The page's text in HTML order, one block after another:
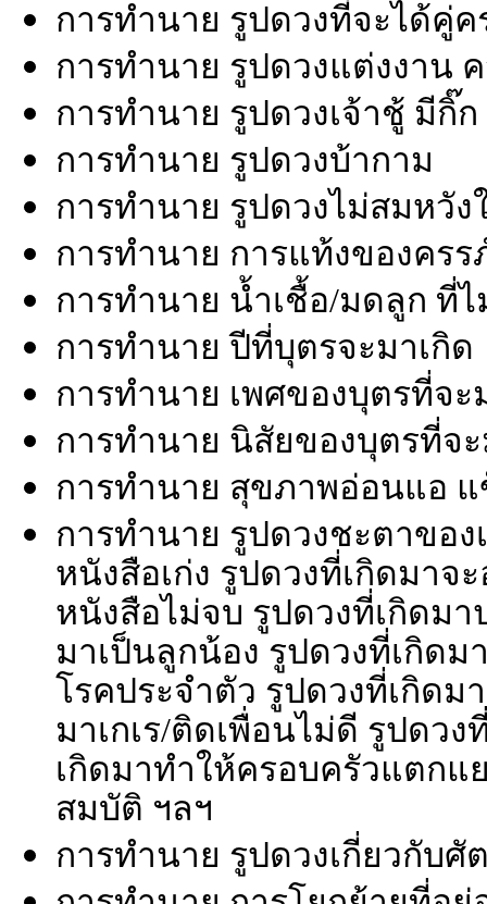
การทำนาย รูปดวงที่จะได้คู่
การทำนาย รูปดวงแต่งงาน
การทำนาย รูปดวงเจ้าชู้ มีกิ๊ก
การทำนาย รูปดวงบ้ากาม
การทำนาย รูปดวงไม่สมหวั
การทำนาย การแท้งของคร
การทำนาย น้ำเชื้อ/มดลูก ที่
การทำนาย ปีที่บุตรจะมาเกิด
การทำนาย เพศของบุตรที่จะ
การทำนาย นิสัยของบุตรที่จะ
การทำนาย สุขภาพอ่อนแอ แ
การทำนาย รูปดวงชะตาขอ
หนังสือเก่ง รูปดวงที่เกิดมาจ
หนังสือไม่จบ รูปดวงที่เกิดมา
มาเป็นลูกน้อง รูปดวงที่เกิดม
โรคประจำตัว รูปดวงที่เกิด
มาเกเร/ติดเพื่อนไม่ดี รูปดว
เกิดมาทำให้ครอบครัวแตก
สมบัติ ฯลฯ
การทำนาย รูปดวงเกี่ยวกับ